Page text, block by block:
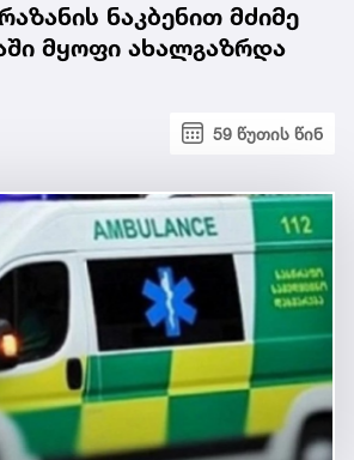
ნაკბენით მძიმე
მყოფი ახალგაზრდა
59 წუთის წინ